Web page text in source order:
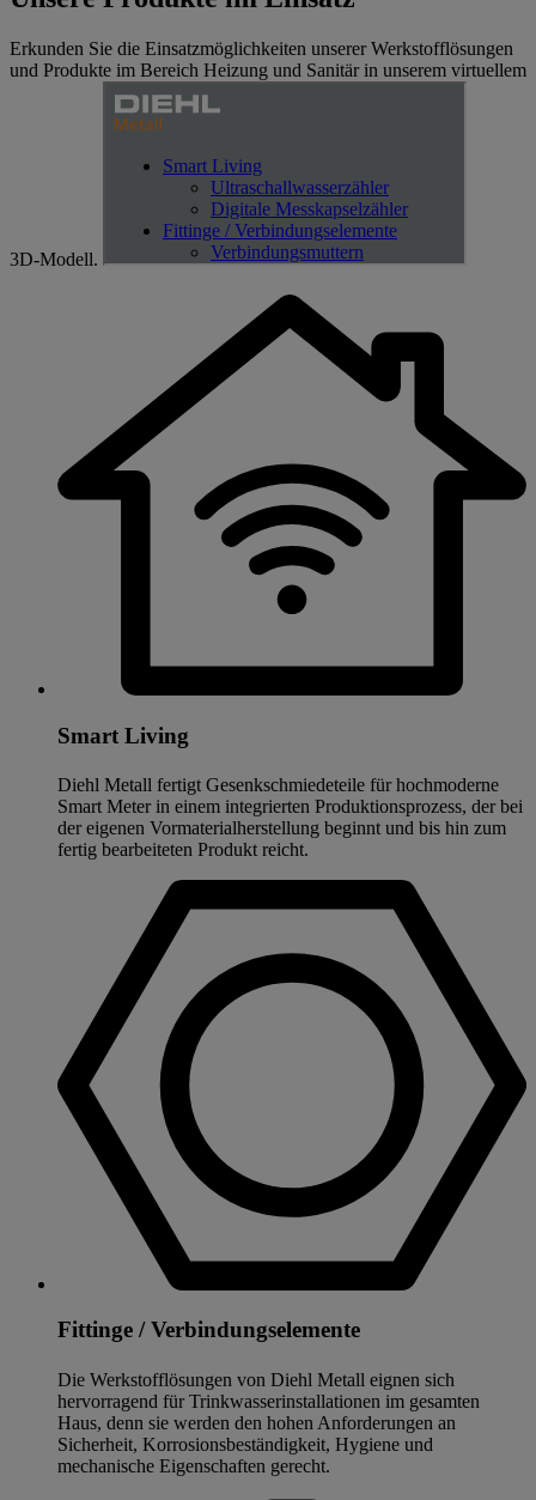
Erkunden Sie die Einsatzmöglichkeiten unserer Werkstofflösungen
und Produkte im Bereich Heizung und Sanitär in unserem virtuellem
3D-Modell.
Smart Living
Diehl Metall fertigt Gesenkschmiedeteile für hochmoderne
Smart Meter in einem integrierten Produktionsprozess, der bei
der eigenen Vormaterialherstellung beginnt und bis hin zum
fertig bearbeiteten Produkt reicht.
Fittinge / Verbindungselemente
Die Werkstofflösungen von Diehl Metall eignen sich
hervorragend für Trinkwasserinstallationen im gesamten
Haus, denn sie werden den hohen Anforderungen an
Sicherheit, Korrosionsbeständigkeit, Hygiene und
mechanische Eigenschaften gerecht.